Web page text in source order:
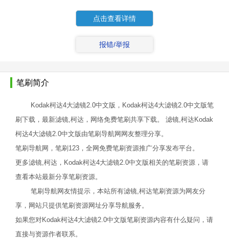
点击查看详情
报错/举报
笔刷简介
Kodak柯达4大滤镜2.0中文版，Kodak柯达4大滤镜2.0中文版笔
刷下载，最新滤镜,柯达，网络免费笔刷共享下载。 滤镜,柯达Kodak
柯达4大滤镜2.0中文版由笔刷导航网网友整理分享。
笔刷导航网，笔刷123，全网免费笔刷资源推广分享发布平台。
更多滤镜,柯达，Kodak柯达4大滤镜2.0中文版相关的笔刷资源，请
查看本站最新分享笔刷资源。
笔刷导航网友情提示，本站所有滤镜,柯达笔刷资源为网友分
享，网站只提供笔刷资源网址分享导航服务。
如果您对Kodak柯达4大滤镜2.0中文版笔刷资源内容有什么疑问，请
直接与资源作者联系。